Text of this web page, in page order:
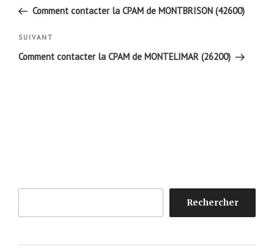
l’article
précédent
Comment contacter la CPAM de MONTBRISON (42600)
Article
suivant
SUIVANT
Comment contacter la CPAM de MONTELIMAR (26200)
Rechercher